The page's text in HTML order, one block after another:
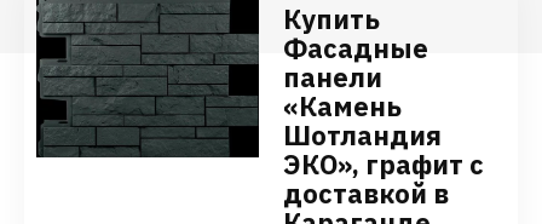
Купить
Фасадные
панели
«Камень
Шотландия
ЭКО», графит с
доставкой в